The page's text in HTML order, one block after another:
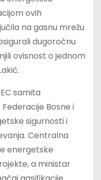
ovih
na gasnu mrežu
dugoročnu
ovisnost o jednom
samita
Bosne i
sigurnosti i
Centralna
energetske
a ministar